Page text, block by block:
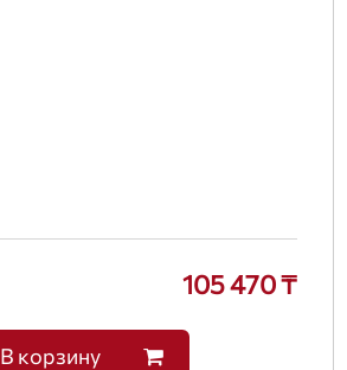
105 470 ₸
В корзину